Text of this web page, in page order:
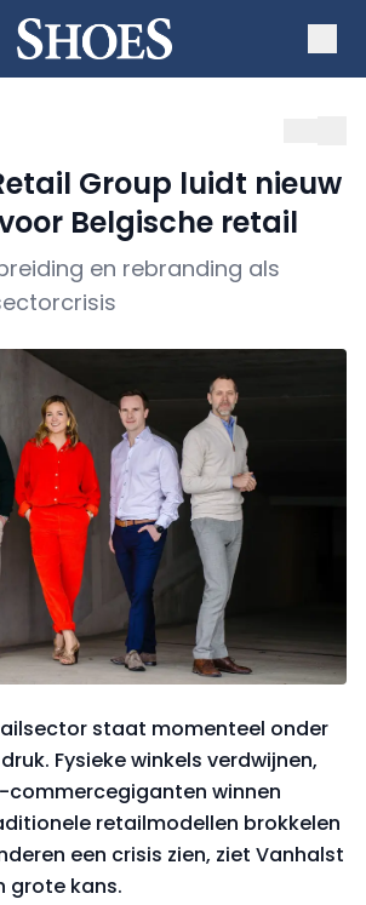
Group luidt nieuw
Belgische retail
en rebranding als
staat momenteel onder
Fysieke winkels verdwijnen,
winnen
retailmodellen brokkelen
een crisis zien, ziet Vanhalst
grote kans.